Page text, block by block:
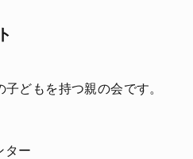
どもを持つ親の会です。
ター